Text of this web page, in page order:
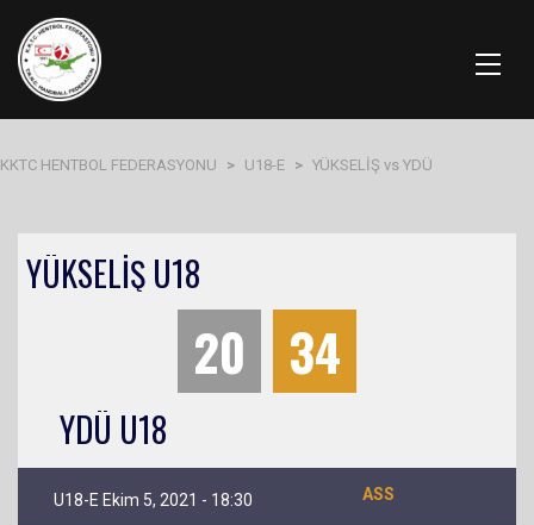
KKTC HENTBOL FEDERASYONU > U18-E > YÜKSELİŞ vs YDÜ
YÜKSELİŞ U18
20 34
YDÜ U18
U18-E Ekim 5, 2021 - 18:30 ASS